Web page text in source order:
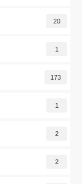
20
1
173
1
2
2